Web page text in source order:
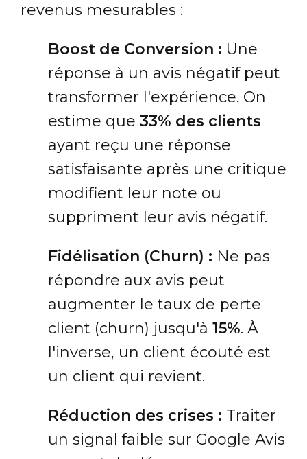
revenus mesurables :
Boost de Conversion : Une
réponse à un avis négatif peut
transformer l'expérience. On
estime que 33% des clients
ayant reçu une réponse
satisfaisante après une critique
modifient leur note ou
suppriment leur avis négatif.
Fidélisation (Churn) : Ne pas
répondre aux avis peut
augmenter le taux de perte
client (churn) jusqu'à 15%. À
l'inverse, un client écouté est
un client qui revient.
Réduction des crises : Traiter
un signal faible sur Google Avis